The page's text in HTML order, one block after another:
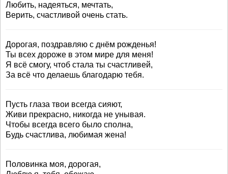
Любить, надеяться, мечтать,
Верить, счастливой очень стать.
Дорогая, поздравляю с днём рожденья!
Ты всех дороже в этом мире для меня!
Я всё смогу, чтоб стала ты счастливей,
За всё что делаешь благодарю тебя.
Пусть глаза твои всегда сияют,
Живи прекрасно, никогда не унывая.
Чтобы всегда всего было сполна,
Будь счастлива, любимая жена!
Половинка моя, дорогая,